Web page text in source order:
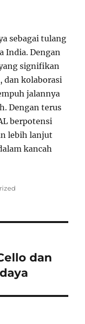
sebagai tulang
India. Dengan
signifikan
dan kolaborasi
jalannya
Dengan terus
berpotensi
lebih lanjut
kancah
dan